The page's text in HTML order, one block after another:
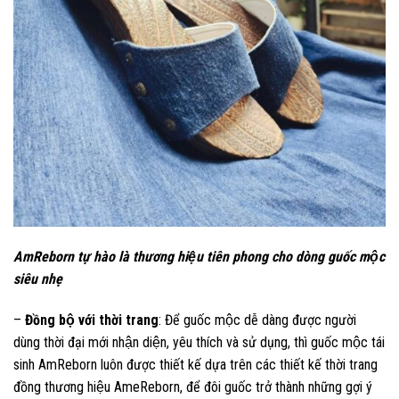
AmReborn tự hào là thương hiệu tiên phong cho dòng guốc mộc
siêu nhẹ
– Đồng bộ với thời trang: Để guốc mộc dễ dàng được người
dùng thời đại mới nhận diện, yêu thích và sử dụng, thì guốc mộc tái
sinh AmReborn luôn được thiết kế dựa trên các thiết kế thời trang
đồng thương hiệu AmeReborn, để đôi guốc trở thành những gợi ý